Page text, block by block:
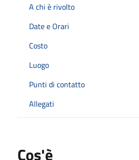
A chi è rivolto
Date e Orari
Costo
Luogo
Punti di contatto
Allegati
Cos'è